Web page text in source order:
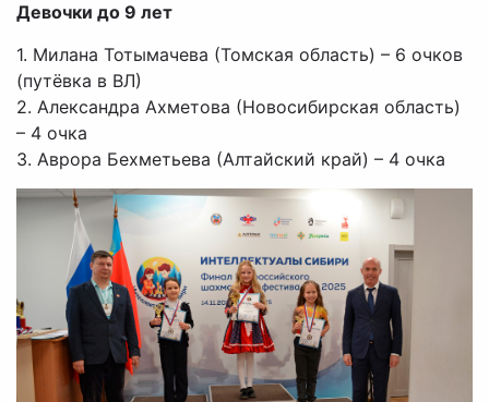
Девочки до 9 лет
1. Милана Тотымачева (Томская область) – 6 очков
(путёвка в ВЛ)
2. Александра Ахметова (Новосибирская область)
– 4 очка
3. Аврора Бехметьева (Алтайский край) – 4 очка